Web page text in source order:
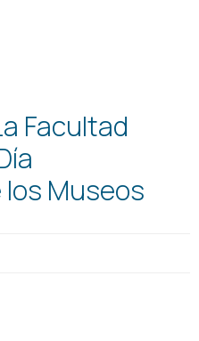
Facultad
Museos